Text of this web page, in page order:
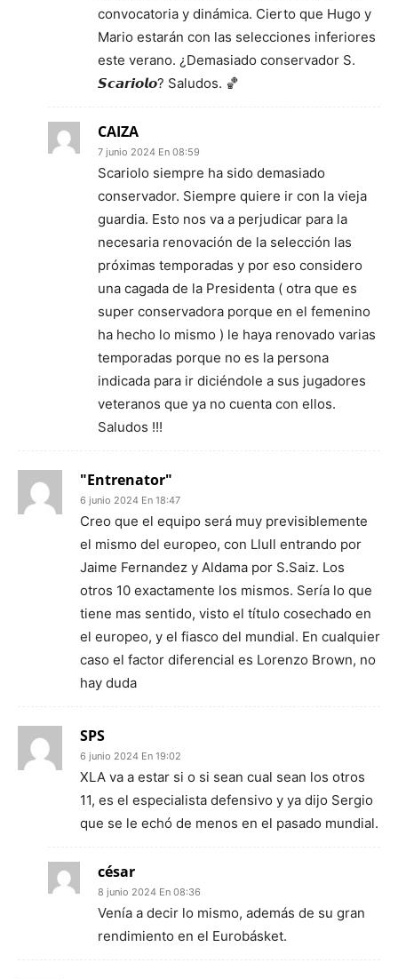
convocatoria y dinámica. Cierto que Hugo y
Mario estarán con las selecciones inferiores
este verano. ¿Demasiado conservador S.
𝙎𝙘𝙖𝙧𝙞𝙤𝙡𝙤? Saludos. 🏀
CAIZA
7 junio 2024 En 08:59
Scariolo siempre ha sido demasiado
conservador. Siempre quiere ir con la vieja
guardia. Esto nos va a perjudicar para la
necesaria renovación de la selección las
próximas temporadas y por eso considero
una cagada de la Presidenta ( otra que es
super conservadora porque en el femenino
ha hecho lo mismo ) le haya renovado varias
temporadas porque no es la persona
indicada para ir diciéndole a sus jugadores
veteranos que ya no cuenta con ellos.
Saludos !!!
"Entrenator"
6 junio 2024 En 18:47
Creo que el equipo será muy previsiblemente
el mismo del europeo, con Llull entrando por
Jaime Fernandez y Aldama por S.Saiz. Los
otros 10 exactamente los mismos. Sería lo que
tiene mas sentido, visto el título cosechado en
el europeo, y el fiasco del mundial. En cualquier
caso el factor diferencial es Lorenzo Brown, no
hay duda
SPS
6 junio 2024 En 19:02
XLA va a estar si o si sean cual sean los otros
11, es el especialista defensivo y ya dijo Sergio
que se le echó de menos en el pasado mundial.
césar
8 junio 2024 En 08:36
Venía a decir lo mismo, además de su gran
rendimiento en el Eurobásket.